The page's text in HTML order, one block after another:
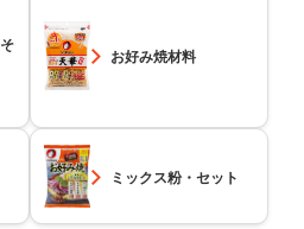
お好み焼材料
ミックス粉・セット